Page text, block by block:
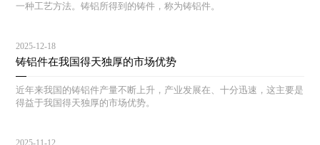
一种工艺方法。铸铝所得到的铸件，称为铸铝件。
2025-12-18
铸铝件在我国得天独厚的市场优势
近年来我国的铸铝件产量不断上升，产业发展在、十分迅速，这主要是
得益于我国得天独厚的市场优势。